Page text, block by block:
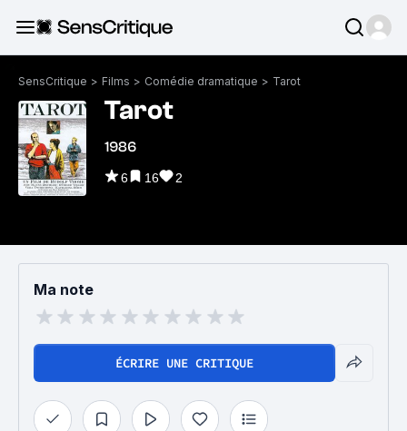
SensCritique > Films > Comédie dramatique > Tarot
Tarot
1986
6 16 2
Ma note
ÉCRIRE UNE CRITIQUE